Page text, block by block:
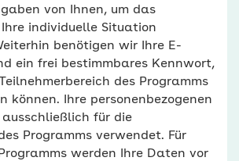
von Ihnen, um das
individuelle Situation
benötigen wir Ihre E-
ein frei bestimmbares Kennwort,
des Programms
können. Ihre personenbezogenen
für die
Programms verwendet. Für
werden Ihre Daten vor